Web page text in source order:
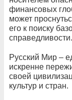
финансовых
может
его к поиску
справедливости.
Русский Мир –
искренне
своей
культур и стран.